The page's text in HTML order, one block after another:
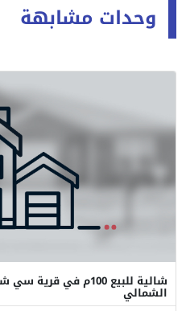
وحدات مشابهة
شالية للبيع 100م في
الشمالي